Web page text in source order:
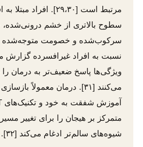
مرتبط است [۲۹،۳۰]. افراد
سطوح بالاتری از خشم
سرکوب‌شده و خصومت متوجه‌شده
نسبت به افراد غیرافسرده گزارش
ویژگی‌ها پاسخ ضعیف‌تر به درمان را
می‌کنند [۳۱]. درمان معمولاً
متمرکز بر هیجان را برای تغییر
شیوه‌های سالم‌تر ادغام می‌کند [۳۲].